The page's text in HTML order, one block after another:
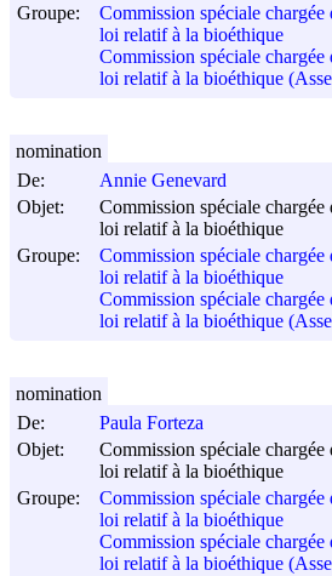
Groupe:
Commission spéciale
loi relatif à la bioéthique
Commission spéciale
loi relatif à la bioéthique
De:
Annie Genevard
Objet:
Commission spéciale
loi relatif à la bioéthique
Groupe:
Commission spéciale
loi relatif à la bioéthique
Commission spéciale
loi relatif à la bioéthique
nomination
De:
Paula Forteza
Objet:
Commission spéciale
loi relatif à la bioéthique
Groupe:
Commission spéciale
loi relatif à la bioéthique
Commission spéciale
loi relatif à la bioéthique
nomination